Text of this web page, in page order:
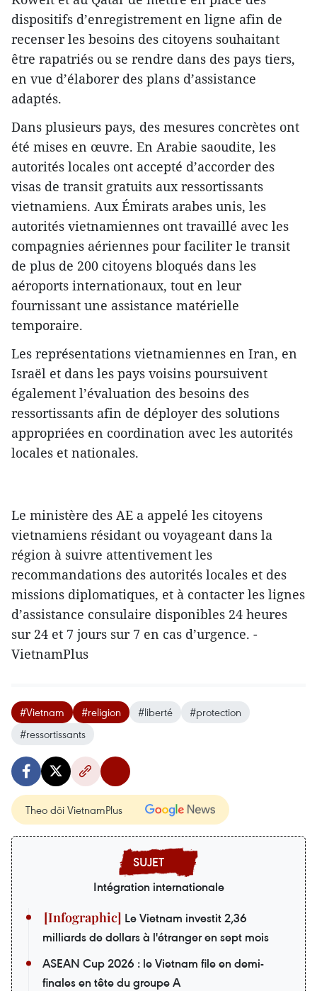
dispositifs d’enregistrement en ligne afin de
recenser les besoins des citoyens souhaitant
être rapatriés ou se rendre dans des pays tiers,
en vue d’élaborer des plans d’assistance
adaptés.
Dans plusieurs pays, des mesures concrètes ont
été mises en œuvre. En Arabie saoudite, les
autorités locales ont accepté d’accorder des
visas de transit gratuits aux ressortissants
vietnamiens. Aux Émirats arabes unis, les
autorités vietnamiennes ont travaillé avec les
compagnies aériennes pour faciliter le transit
de plus de 200 citoyens bloqués dans les
aéroports internationaux, tout en leur
fournissant une assistance matérielle
temporaire.
Les représentations vietnamiennes en Iran, en
Israël et dans les pays voisins poursuivent
également l’évaluation des besoins des
ressortissants afin de déployer des solutions
appropriées en coordination avec les autorités
locales et nationales.
Le ministère des AE a appelé les citoyens
vietnamiens résidant ou voyageant dans la
région à suivre attentivement les
recommandations des autorités locales et des
missions diplomatiques, et à contacter les lignes
d’assistance consulaire disponibles 24 heures
sur 24 et 7 jours sur 7 en cas d’urgence. -
VietnamPlus
#Vietnam #religion #liberté
#protection
#ressortissants
Theo dõi VietnamPlus
Intégration internationale
Le Vietnam investit 2,36
milliards de dollars à l'étranger en sept mois
ASEAN Cup 2026 : le Vietnam file en demi-
finales en tête du groupe A